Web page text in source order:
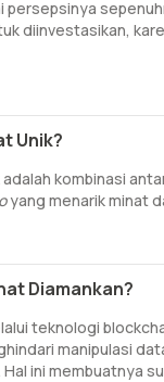
diinvestasikan,
Unik?
kombinasi
yang menarik minat
Diamankan?
teknologi
manipulasi
ini membuatnya